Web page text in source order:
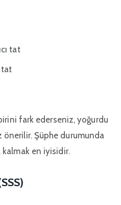
tat
tat
fark ederseniz, yoğurdu
Şüphe durumunda
en iyisidir.